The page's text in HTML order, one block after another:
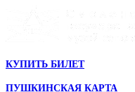
КУПИТЬ БИЛЕТ
ПУШКИНСКАЯ КАРТА